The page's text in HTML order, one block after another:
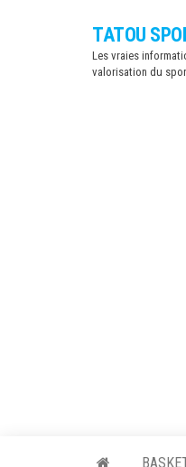
TATOU
Les vraies
valorisation du